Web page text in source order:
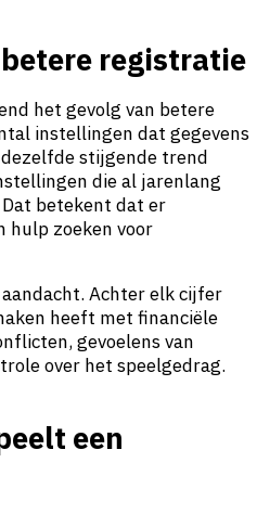
registratie
het gevolg van betere
instellingen dat gegevens
dezelfde stijgende trend
die al jarenlang
betekent dat er
hulp zoeken voor
Achter elk cijfer
heeft met financiële
gevoelens van
over het speelgedrag.
een